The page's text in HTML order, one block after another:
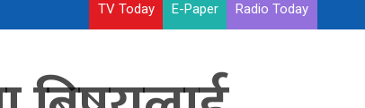
TV Today E-Paper Radio Today